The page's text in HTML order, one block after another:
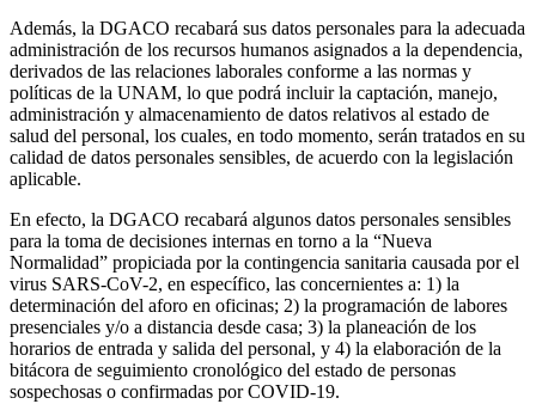
Además, la DGACO recabará sus datos personales para la adecuada
administración de los recursos humanos asignados a la dependencia,
derivados de las relaciones laborales conforme a las normas y
políticas de la UNAM, lo que podrá incluir la captación, manejo,
administración y almacenamiento de datos relativos al estado de
salud del personal, los cuales, en todo momento, serán tratados en su
calidad de datos personales sensibles, de acuerdo con la legislación
aplicable.
En efecto, la DGACO recabará algunos datos personales sensibles
para la toma de decisiones internas en torno a la “Nueva
Normalidad” propiciada por la contingencia sanitaria causada por el
virus SARS-CoV-2, en específico, las concernientes a: 1) la
determinación del aforo en oficinas; 2) la programación de labores
presenciales y/o a distancia desde casa; 3) la planeación de los
horarios de entrada y salida del personal, y 4) la elaboración de la
bitácora de seguimiento cronológico del estado de personas
sospechosas o confirmadas por COVID-19.